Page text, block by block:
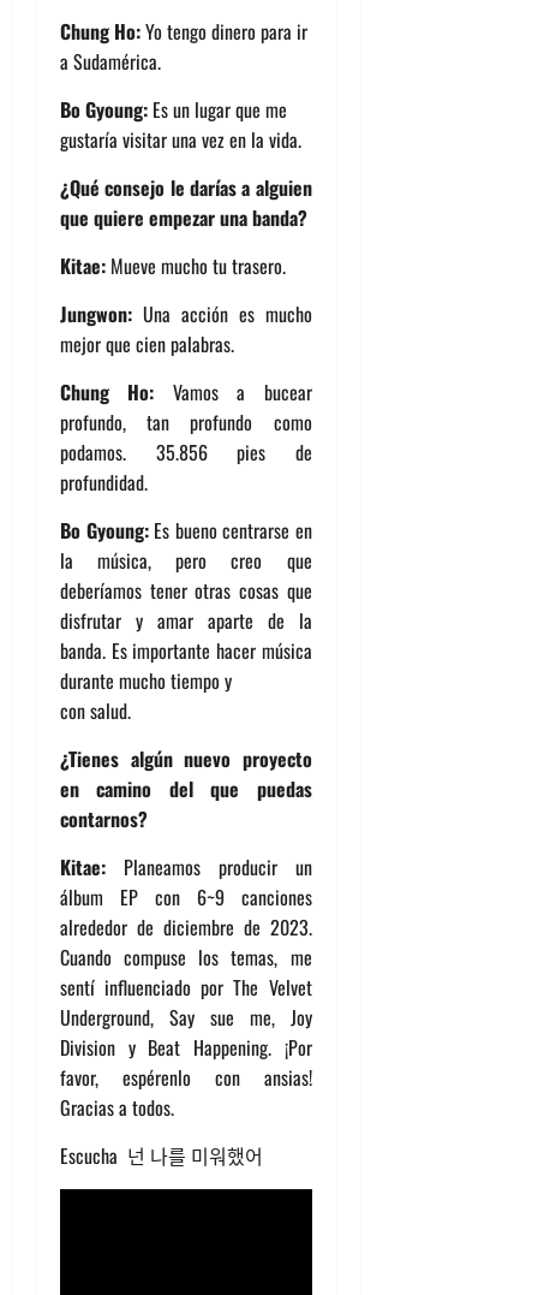
Chung Ho:Yo tengo dinero para ir
a Sudamérica.
Bo Gyoung: Es un lugar que me
gustaría visitar una vez en la vida.
¿Qué consejo le darías a alguien
que quiere empezar una banda?
Kitae: Mueve mucho tu trasero.
Jungwon: Una acción es mucho
mejor que cien palabras.
Chung Ho: Vamos a bucear
profundo, tan profundo como
podamos. 35.856 pies de
profundidad.
Bo Gyoung:Es bueno centrarse en
la música, pero creo que
deberíamos tener otras cosas que
disfrutar y amar aparte de la
banda. Es importante hacer música
durante mucho tiempo y
con salud.
¿Tienes algún nuevo proyecto
en camino del que puedas
contarnos?
Kitae: Planeamos producir un
álbum EP con 6~9 canciones
alrededor de diciembre de 2023.
Cuando compuse los temas, me
sentí influenciado por The Velvet
Underground, Say sue me, Joy
Division y Beat Happening. ¡Por
favor, espérenlo con ansias!
Gracias a todos.
Escucha 넌 나를 미워했어